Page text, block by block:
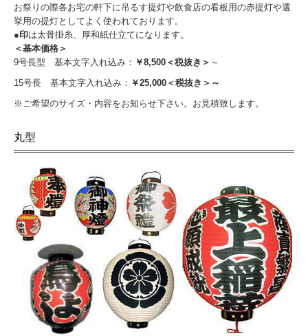
お祭りの際各お宅の軒下に吊るす提灯や飲食店の看板用の赤提灯や選
挙用の提灯としてよく使われております。
●印は太骨掛糸、厚和紙仕立てになります。
＜基本価格＞
9号長型 基本文字入れ込み： ￥8,500＜税抜き＞ ～
15号長 基本文字入れ込み： ￥25,000＜税抜き＞～
※ご希望のサイズ・内容をお知らせ下さい。お見積致します。
丸型